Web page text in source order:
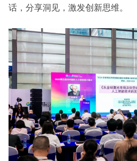
话，分享洞见，激发创新思维。